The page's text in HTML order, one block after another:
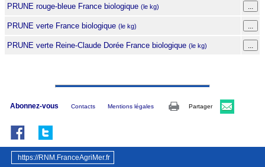
PRUNE rouge-bleue France biologique (le kg)
PRUNE verte France biologique (le kg)
PRUNE verte Reine-Claude Dorée France biologique (le kg)
Abonnez-vous Contacts Mentions légales Partager
https://RNM.FranceAgriMer.fr